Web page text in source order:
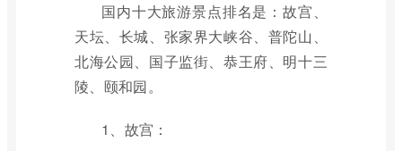
国内十大旅游景点排名是：故宫、
天坛、长城、张家界大峡谷、普陀山、
北海公园、国子监街、恭王府、明十三
陵、颐和园。
1、故宫：